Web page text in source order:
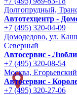
Долгопрудный,
Автотехцентр -
+7 (495) 320-04-09
Домодедово, ул.
Северный
Автосервис -
+7 (495) 320-08-54
Москва,
Автосервис -
+7 (495) 320-27-06